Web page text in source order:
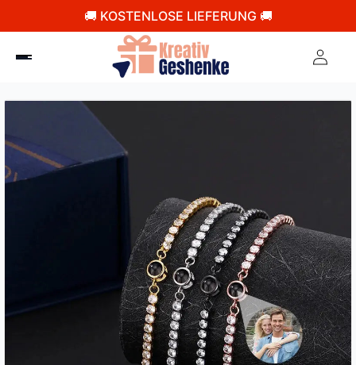
🚚 KOSTENLOSE LIEFERUNG 🚚